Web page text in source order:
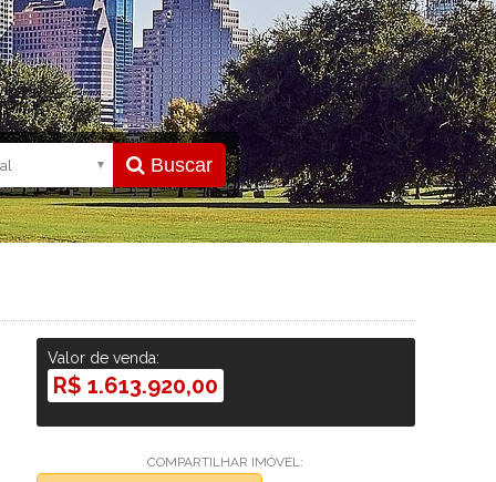
Buscar
Valor de venda:
R$ 1.613.920,00
COMPARTILHAR IMÓVEL: